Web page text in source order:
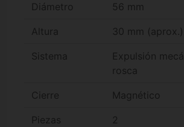
Diámetro 56 mm
Altura 30 mm (aprox.)
Sistema
Expulsión
rosca
Cierre Magnético
Piezas 2